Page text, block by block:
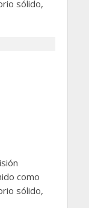
sólido,
como
sólido,